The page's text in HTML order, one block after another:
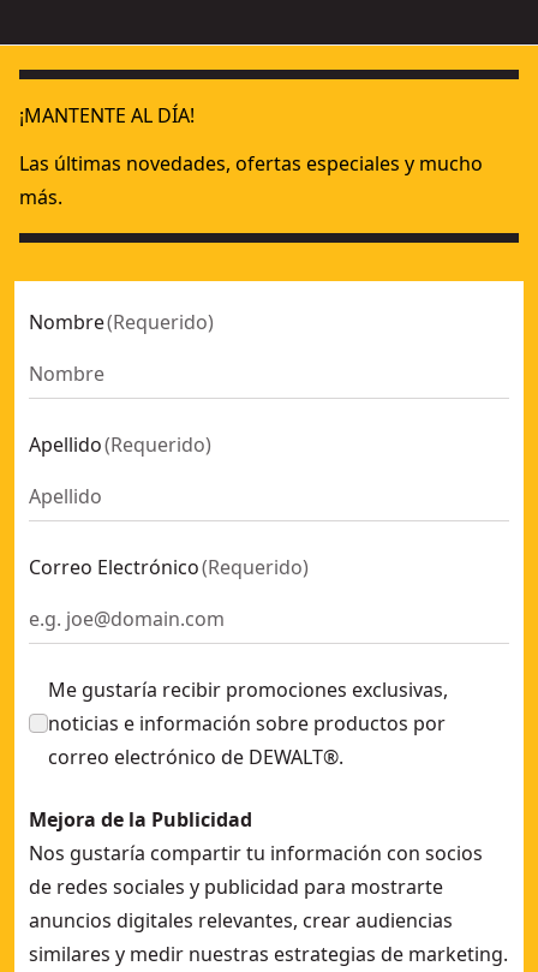
¡MANTENTE AL DÍA!
Las últimas novedades, ofertas especiales y mucho
más.
Nombre(Requerido)
Apellido(Requerido)
Correo Electrónico(Requerido)
Me gustaría recibir promociones exclusivas,
noticias e información sobre productos por
correo electrónico de DEWALT®.
Mejora de la Publicidad
Nos gustaría compartir tu información con socios
de redes sociales y publicidad para mostrarte
anuncios digitales relevantes, crear audiencias
similares y medir nuestras estrategias de marketing.